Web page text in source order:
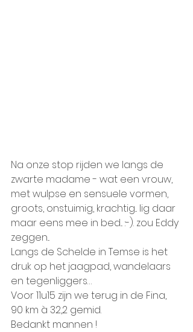
Na onze stop rijden we langs de
zwarte madame - wat een vrouw,
met wulpse en sensuele vormen,
groots, onstuimig, krachtig... lig daar
maar eens mee in bed... :-). zou Eddy
zeggen...
Langs de Schelde in Temse is het
druk op het jaagpad, wandelaars
en tegenliggers…
Voor 11u15 zijn we terug in de Fina,
90 km à 32,2 gemid.
Bedankt mannen !